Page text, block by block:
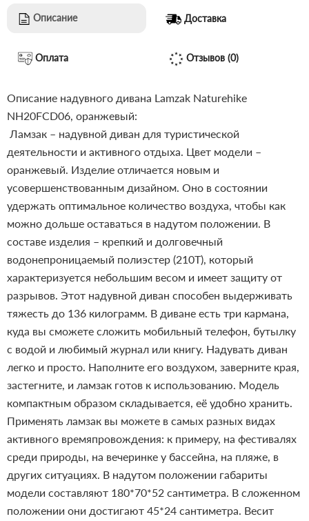
Описание Доставка
Оплата Отзывов (0)
Описание надувного дивана Lamzak Naturehike
NH20FCD06, оранжевый:
Ламзак – надувной диван для туристической
деятельности и активного отдыха. Цвет модели –
оранжевый. Изделие отличается новым и
усовершенствованным дизайном. Оно в состоянии
удержать оптимальное количество воздуха, чтобы как
можно дольше оставаться в надутом положении. В
составе изделия – крепкий и долговечный
водонепроницаемый полиэстер (210T), который
характеризуется небольшим весом и имеет защиту от
разрывов. Этот надувной диван способен выдерживать
тяжесть до 136 килограмм. В диване есть три кармана,
куда вы сможете сложить мобильный телефон, бутылку
с водой и любимый журнал или книгу. Надувать диван
легко и просто. Наполните его воздухом, заверните края,
застегните, и ламзак готов к использованию. Модель
компактным образом складывается, её удобно хранить.
Применять ламзак вы можете в самых разных видах
активного времяпровождения: к примеру, на фестивалях
среди природы, на вечеринке у бассейна, на пляже, в
других ситуациях. В надутом положении габариты
модели составляют 180*70*52 сантиметра. В сложенном
положении они достигают 45*24 сантиметра. Весит